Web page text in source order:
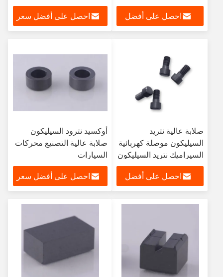
المطالبة
احصل على أفضل
احصل على أفضل سعر
صلابة عالية نتريد
السيليكون موصلة كهربائية
السيراميك نتريد السيليكون
احصل على أفضل
أوكسيد نترود السيليكون
صلابة عالية التصنيع محركات
السيارات
احصل على أفضل سعر